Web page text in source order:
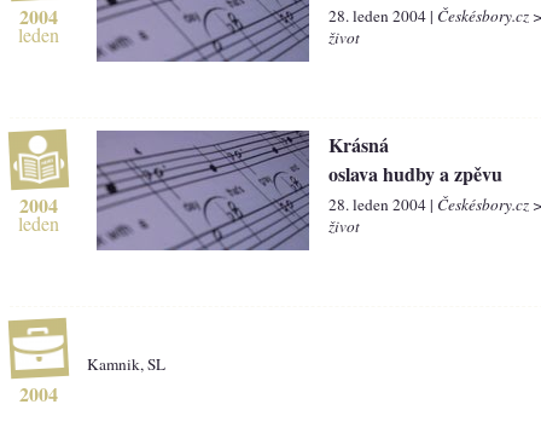
2004
leden
28. leden 2004 | Českésbory.cz
život
2004
leden
Krásná
oslava hudby a zpěvu
28. leden 2004 | Českésbory.cz
život
2004
Kamnik, SL